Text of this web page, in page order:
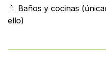
🚿 Baños y cocinas
ello)